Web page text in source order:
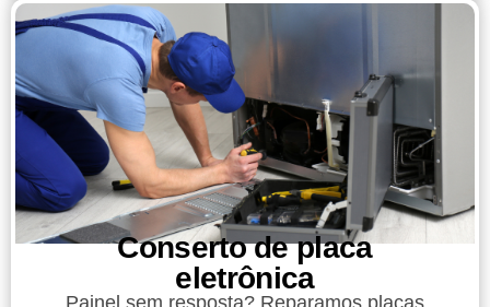
Conserto de placa
eletrônica
Painel sem resposta? Reparamos placas